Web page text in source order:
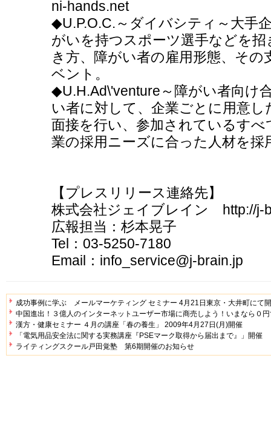
ni-hands.net
◆U.P.O.C.～ダイバシティ～大手
がいを持つスポーツ選手などを
き方、障がい者の雇用形態、そ
ベント。
◆U.H.Ad\'venture～障がい者向け
い者に対して、企業ごとに用意
面接を行い、参加されているす
業の採用ニーズに合った人材を採
【プレスリリース連絡先】
株式会社ジェイブレイン http://j-
広報担当：杉本晃子
Tel：03-5250-7180
Email：info_service@j-brain.jp
成功事例に学ぶ メールマーケティング セミナー 4月21日東京・大井町にて
中国進出！３億人のインターネットユーザー市場に商売しよう！いまなら０
漢方・健康セミナー ４月の講座「春の養生」 2009年4月27日(月)開催
「電気用品安全法に関する実務講座『PSEマーク取得から届出まで』」開催
ライティングスクール戸田覚塾 第6期開催のお知らせ